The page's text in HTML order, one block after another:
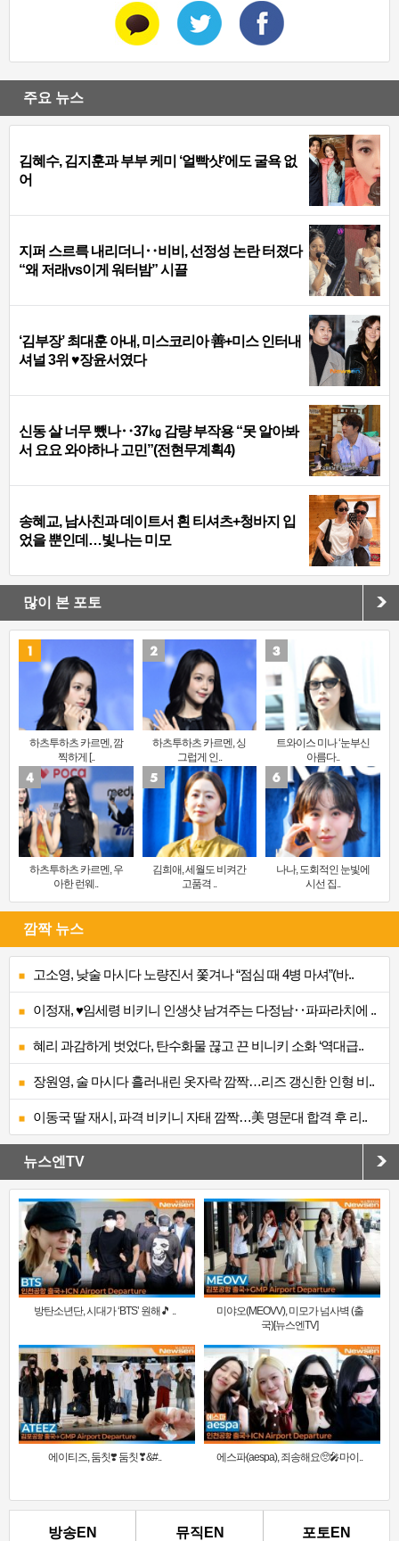
주요 뉴스
김혜수, 김지훈과 부부 케미 ‘얼빡샷’에도 굴욕 없
어
지퍼 스르륵 내리더니‥비비, 선정성 논란 터졌다
“왜 저래vs이게 워터밤” 시끌
‘김부장’ 최대훈 아내, 미스코리아 善+미스 인터내
셔널 3위 ♥장윤서였다
신동 살 너무 뺐나‥37㎏ 감량 부작용 “못 알아봐
서 요요 와야하나 고민”(전현무계획4)
송혜교, 남사친과 데이트서 흰 티셔츠+청바지 입
었을 뿐인데…빛나는 미모
많이 본 포토
하츠투하츠 카르멘, 깜
찍하게 [..
하츠투하츠 카르멘, 싱
그럽게 인..
트와이스 미나 ‘눈부신
아름다..
하츠투하츠 카르멘, 우
아한 런웨..
김희애, 세월도 비켜간
고품격 ..
나나, 도회적인 눈빛에
시선 집..
깜짝 뉴스
고소영, 낮술 마시다 노량진서 쫓겨나 “점심 때 4병 마셔”(바..
이정재, ♥임세령 비키니 인생샷 남겨주는 다정남‥파파라치에 ..
혜리 과감하게 벗었다, 탄수화물 끊고 끈 비니키 소화 ‘역대급..
장원영, 술 마시다 흘러내린 옷자락 깜짝…리즈 갱신한 인형 비..
이동국 딸 재시, 파격 비키니 자태 깜짝…美 명문대 합격 후 리..
뉴스엔TV
방탄소년단, 시대가 ‘BTS’ 원해🎵 ..
미야오(MEOVV), 미모가 넘사벽 (출
국)[뉴스엔TV]
에이티즈, 둠칫❣️ 둠칫❣&#.. 에스파(aespa), 죄송해요🥺🎤마이..
방송EN 뮤직EN 포토EN